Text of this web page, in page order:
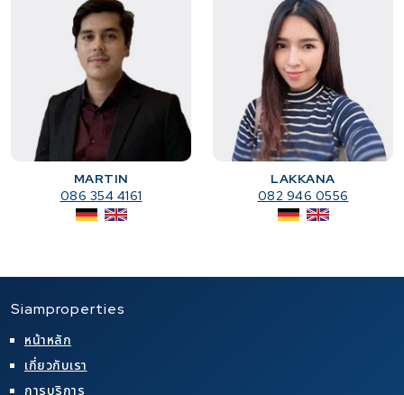
MARTIN
086 354 4161
LAKKANA
082 946 0556
Siamproperties
หน้าหลัก
เกี่ยวกับเรา
การบริการ